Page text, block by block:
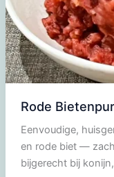
Rode
Eenvoudige,
en rode biet —
bijgerecht bij